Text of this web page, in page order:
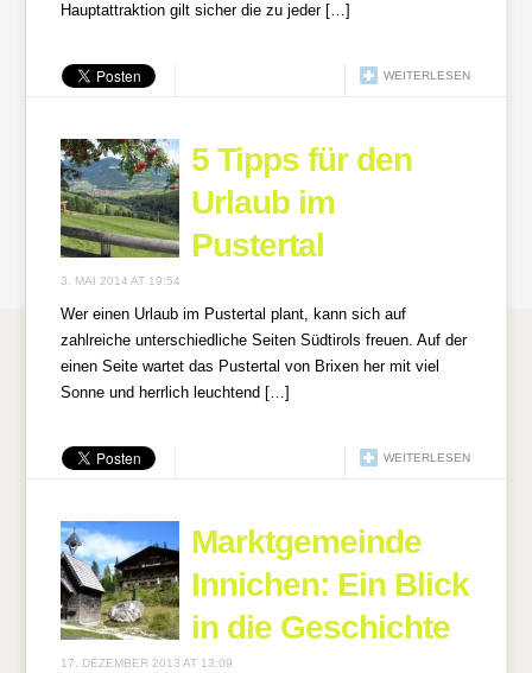
Hauptattraktion gilt sicher die zu jeder […]
WEITERLESEN
5 Tipps für den
Urlaub im
Pustertal
3. MAI 2014 AT 19:54
Wer einen Urlaub im Pustertal plant, kann sich auf
zahlreiche unterschiedliche Seiten Südtirols freuen. Auf der
einen Seite wartet das Pustertal von Brixen her mit viel
Sonne und herrlich leuchtend […]
WEITERLESEN
Marktgemeinde
Innichen: Ein Blick
in die Geschichte
17. DEZEMBER 2013 AT 13:09